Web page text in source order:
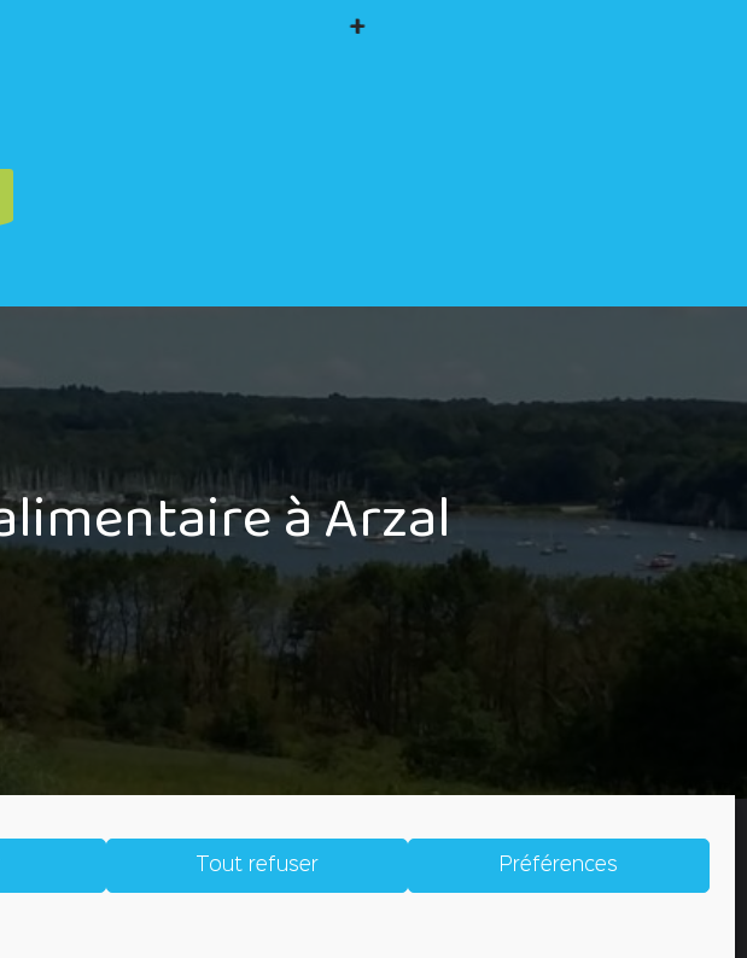
Tout refuser Préférences
+
à Arzal
DE COOKIES (EU) CRÉDITS CONTACT